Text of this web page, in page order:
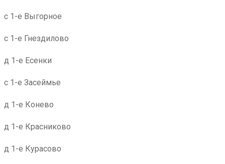
с 1-е Выгорное
с 1-е Гнездилово
д 1-е Есенки
с 1-е Засеймье
д 1-е Конево
д 1-е Красниково
д 1-е Курасово